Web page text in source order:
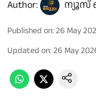
Author: ന്യൂസ്
Published on: 26 May
Updated on: 26 May